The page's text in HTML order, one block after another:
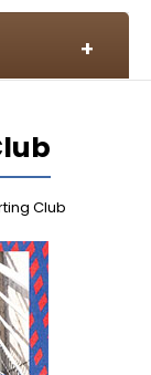
Club